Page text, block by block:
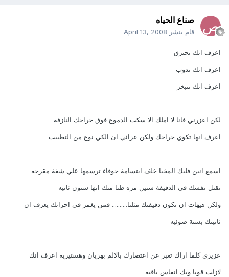
صناع الحياه
قام بنشر April 13, 2008
اعرف انك تحترق
اعرف انك تذوب
اعرف انك تتبخر
لكن اعزرني فانا لا املك الا سكب الدموع فوق جراحك النازفه
اعرف انها تكوي جراحك ولكن عزائي ان الكي نوع من التطبيب
اسمع انين قلبك المخبا خلف ابتسامة جوفاء ترسمها علي شفة مقرحه
تقتل نفسك في الدقيقة ستين مره ظنا منك انها ستون ثانيه
ولكن هيهات ان تكون دقيقتك مثلنا.......... فمن يغمر في احزانك يعرف ان
ثانيتك بسنة ضوئيه
عزيزي كلما اراك تعبر عن اعتصارك بالالم بهزيان وهستيريه اعرف انك
لازلت قويا وبك انفاس باقيه